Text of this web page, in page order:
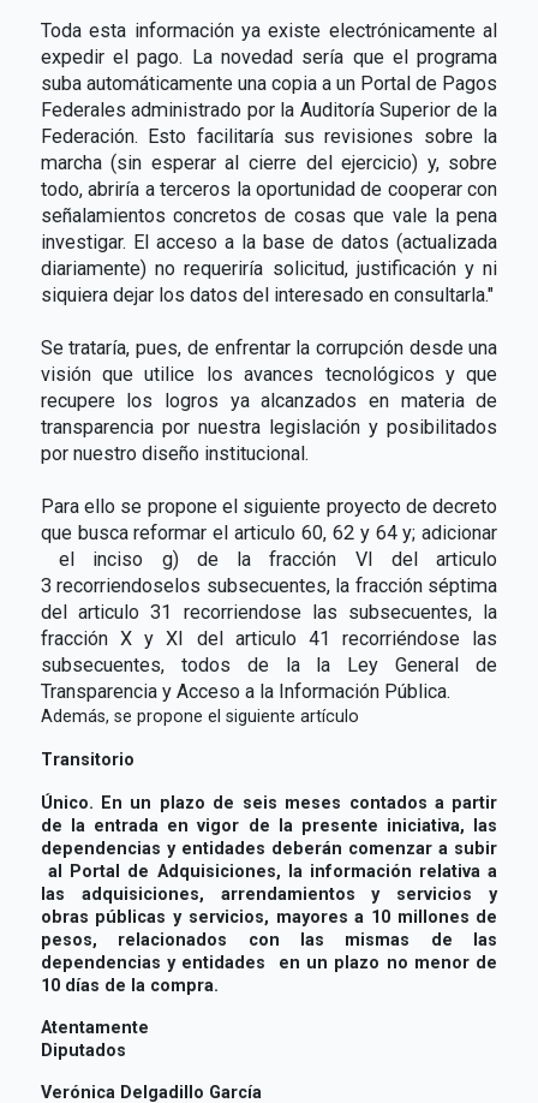
Toda esta información ya existe electrónicamente al
expedir el pago. La novedad sería que el programa
suba automáticamente una copia a un Portal de Pagos
Federales administrado por la Auditoría Superior de la
Federación. Esto facilitaría sus revisiones sobre la
marcha (sin esperar al cierre del ejercicio) y, sobre
todo, abriría a terceros la oportunidad de cooperar con
señalamientos concretos de cosas que vale la pena
investigar. El acceso a la base de datos (actualizada
diariamente) no requeriría solicitud, justificación y ni
siquiera dejar los datos del interesado en consultarla."
Se trataría, pues, de enfrentar la corrupción desde una
visión que utilice los avances tecnológicos y que
recupere los logros ya alcanzados en materia de
transparencia por nuestra legislación y posibilitados
por nuestro diseño institucional.
Para ello se propone el siguiente proyecto de decreto
que busca reformar el articulo 60, 62 y 64 y; adicionar
el inciso g) de la fracción VI del articulo
3 recorriendoselos subsecuentes, la fracción séptima
del articulo 31 recorriendose las subsecuentes, la
fracción X y XI del articulo 41 recorriéndose las
subsecuentes, todos de la la Ley General de
Transparencia y Acceso a la Información Pública.
Además, se propone el siguiente artículo
Transitorio
Único. En un plazo de seis meses contados a partir
de la entrada en vigor de la presente iniciativa, las
dependencias y entidades deberán comenzar a subir
al Portal de Adquisiciones, la información relativa a
las adquisiciones, arrendamientos y servicios y
obras públicas y servicios, mayores a 10 millones de
pesos, relacionados con las mismas de las
dependencias y entidades en un plazo no menor de
10 días de la compra.
Atentamente
Diputados
Verónica Delgadillo García